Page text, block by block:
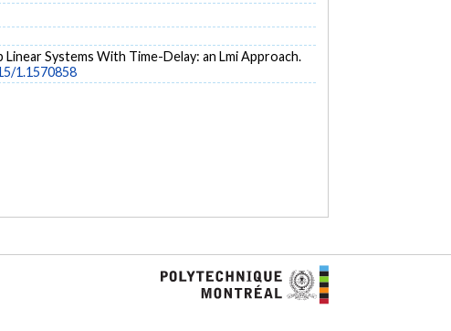
Systems With Time-Delay: an Lmi Approach.
1.1570858